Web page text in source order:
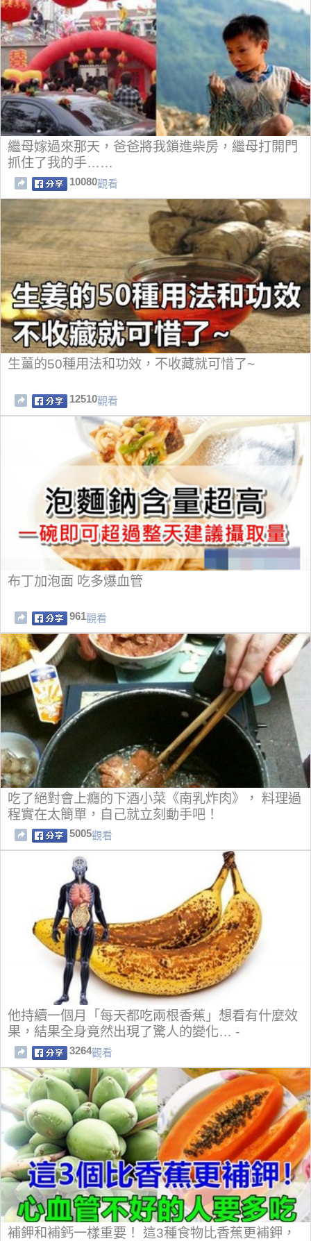
繼母嫁過來那天，爸爸將我鎖進柴房，繼母打開門
抓住了我的手……
10080觀看
生薑的50種用法和功效，不收藏就可惜了~
12510觀看
布丁加泡面 吃多爆血管
961觀看
吃了絕對會上癮的下酒小菜《南乳炸肉》， 料理過
程實在太簡單，自己就立刻動手吧！
5005觀看
他持續一個月「每天都吃兩根香蕉」想看有什麼效
果，結果全身竟然出現了驚人的變化… -
3264觀看
補鉀和補鈣一樣重要！ 這3種食物比香蕉更補鉀，